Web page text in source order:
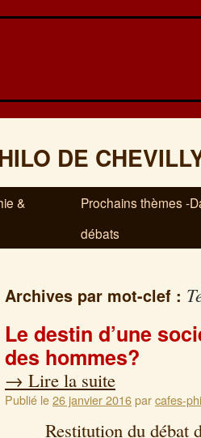
DE
&
Prochains thèmes -
débats
Archives par mot-clef :
Le destin d’une
des hommes?
→ Lire la suite
Publié le26 janvier 2016parcafes-
Restitution du débat